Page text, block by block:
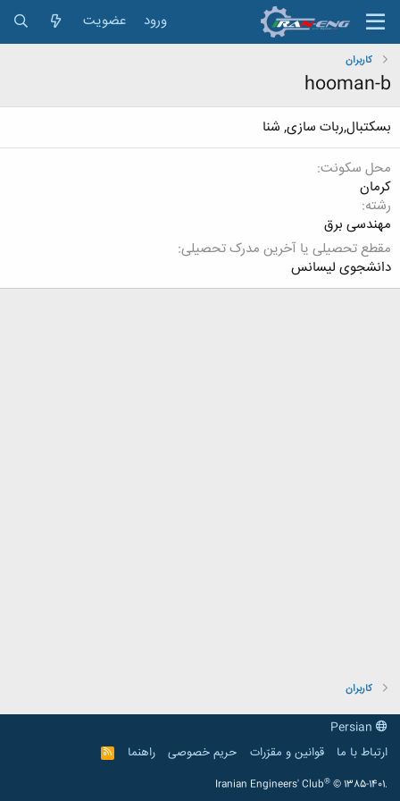
ورود عضویت
کاربران
hooman-b
بسکتبال,ربات سازی, شنا
محل سکونت
کرمان
رشته
مهندسی برق
مقطع تحصیلی یا آخرین مدرک تحصیلی
دانشجوی لیسانس
کاربران
ارتباط با ما
قوانین و مقرّرات حریم خصوصی راهنما
R
S
Iranian Engineers' Club® © 1385-1401.